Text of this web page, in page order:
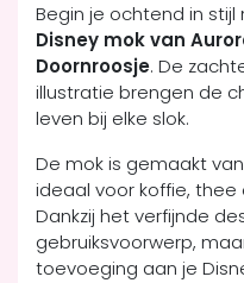
Begin je ochtend in
Disney mok van
Doornroosje. De
illustratie brengen de
leven bij elke slok.
De mok is gemaakt
ideaal voor koffie,
Dankzij het verfijnde
gebruiksvoorwerp,
toevoeging aan je